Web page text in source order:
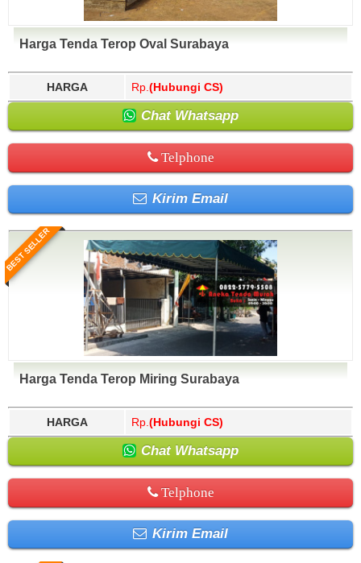
Harga Tenda Terop Oval Surabaya
HARGA Rp. (Hubungi CS)
Chat Whatsapp
Telphone
Kirim Email
BEST SELLER
Harga Tenda Terop Miring Surabaya
HARGA Rp. (Hubungi CS)
Chat Whatsapp
Telphone
Kirim Email